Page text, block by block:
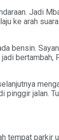
Jadi
ke arah
bensin.
jalan.
tempat